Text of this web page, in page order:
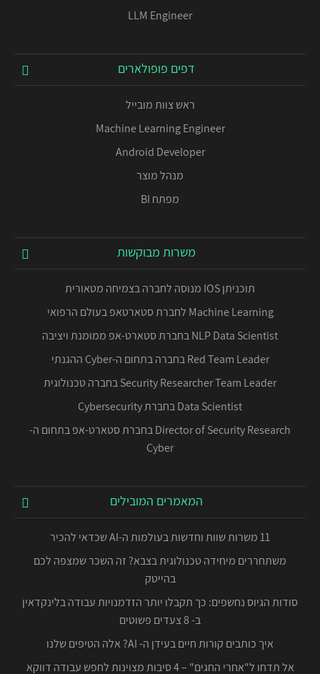
LLM Engineer
דפים פופולארים
ראש צוות מובייל
Machine Learning Engineer
Android Developer
מנהל מוצר
מפתח BI
משרות מבוקשות
תוכניתן IOS מנוסה לחברה בצמיחה מטאורית
Machine Learning לחברת סטארטאפ בעולם הרפואי
NLP Data Scientist בחברת סטארט-אפ ממומנת ויציבה
Red Team Leader בחברה בתחום ה-Cyber ההגנתי
Security Researcher Team Leader בחברה טכנולוגית
Data Scientist בחברת Cybersecurity
Director of Security Research בחברת סטארט-אפ בתחום ה-
Cyber
המאמרים המובילים
11 משרות שוות וחדשות בעולמות ה-AI שכדאי להכיר
משתחררים מיחידה טכנולוגית בצבא? זה השכר שמצפה לכם
בהייטק
סודות הגיוס נחשפים: כך תקבלו יותר הזדמנויות עבודה בלינקדאין
ב- 8 צעדים פשוטים
איך כותבים קורות חיים בעידן ה- AI? אלה הטיפים שלנו
אל תדחו ל"אחרי החגים" – 4 סיבות מצוינות לחפש עבודה דווקא